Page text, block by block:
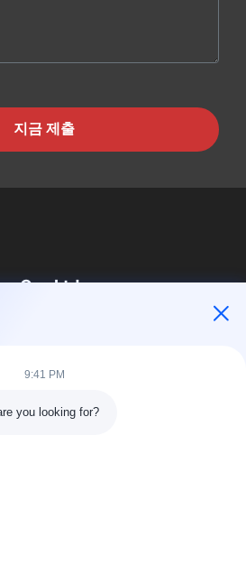
지금 제출
Co., Ltd.
(WINCOO)는 파이프 제작, 탱크 및
, 청정 에너지 프로젝트 분야의 고객에
제공하는 전문 기업입니다. 저희는 공
공급을...
9:41 PM
you looking for?